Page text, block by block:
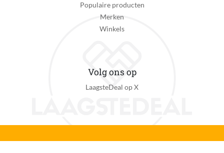
Populaire producten
Merken
Winkels
Volg ons op
LaagsteDeal op X